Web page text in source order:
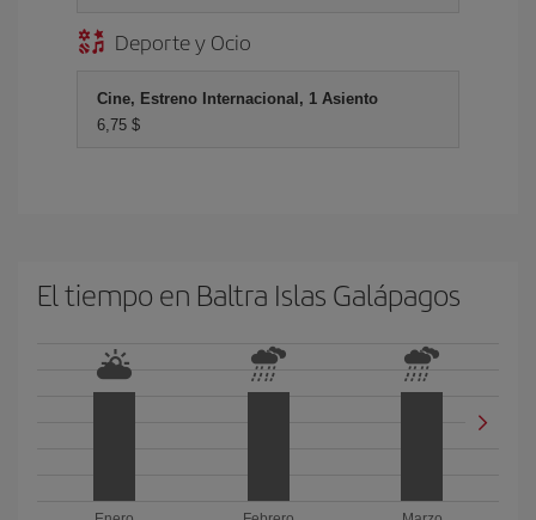
Deporte y Ocio
Cine, Estreno Internacional, 1 Asiento
6,75 $
El tiempo en Baltra Islas Galápagos